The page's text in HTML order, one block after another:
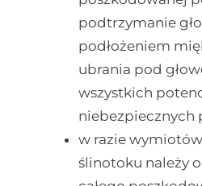
podtrzymanie
podłożeniem
ubrania pod
wszystkich
niebezpiecznych
w razie
ślinotoku należy